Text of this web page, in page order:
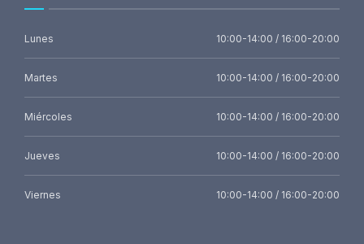
Lunes 10:00-14:00 / 16:00-20:00
Martes 10:00-14:00 / 16:00-20:00
Miércoles 10:00-14:00 / 16:00-20:00
Jueves 10:00-14:00 / 16:00-20:00
Viernes 10:00-14:00 / 16:00-20:00